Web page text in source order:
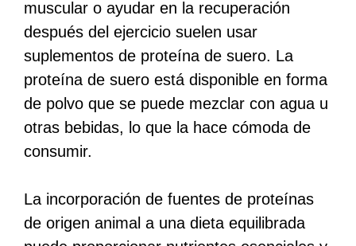
muscular o ayudar en la recuperación
después del ejercicio suelen usar
suplementos de proteína de suero. La
proteína de suero está disponible en forma
de polvo que se puede mezclar con agua u
otras bebidas, lo que la hace cómoda de
consumir.
La incorporación de fuentes de proteínas
de origen animal a una dieta equilibrada